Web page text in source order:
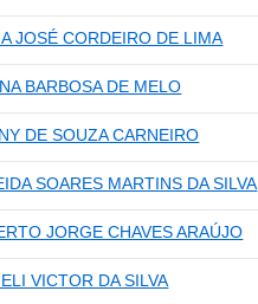
JOSÉ CORDEIRO DE LIMA
BARBOSA DE MELO
DE SOUZA CARNEIRO
SOARES MARTINS DA SILVA
JORGE CHAVES ARAÚJO
VICTOR DA SILVA